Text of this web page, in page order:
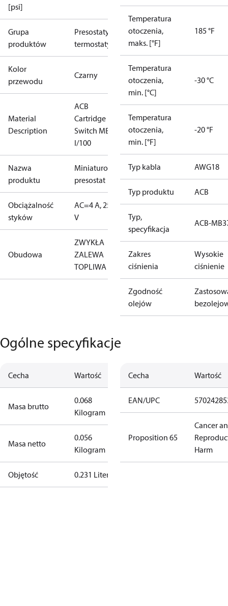
[psi]
Grupa
produktów
Presostaty i
termostaty
Kolor
przewodu
Czarny
Material
Description
ACB
Cartridge
Switch MB37
I/100
Nazwa
produktu
Miniaturowy
presostat
Obciążalność
styków
AC=4 A, 250
V
Obudowa
ZWYKŁA
ZALEWA
TOPLIWA
Temperatura
otoczenia,
maks. [°F]
185 °F
Temperatura
otoczenia,
min. [°C]
-30 °C
Temperatura
otoczenia,
min. [°F]
-20 °F
Typ kabla AWG18
Typ produktu ACB
Typ,
specyfikacja
ACB-
Zakres
ciśnienia
Wysokie
ciśnienie
Zgodność
olejów
Ogólne specyfikacje
Cecha Wartość
Masa brutto
0.068
Kilogram
Masa netto
0.056
Kilogram
Objętość 0.231 Liter
Cecha Wartość
EAN/UPC
Proposition 65
Cancer
Harm